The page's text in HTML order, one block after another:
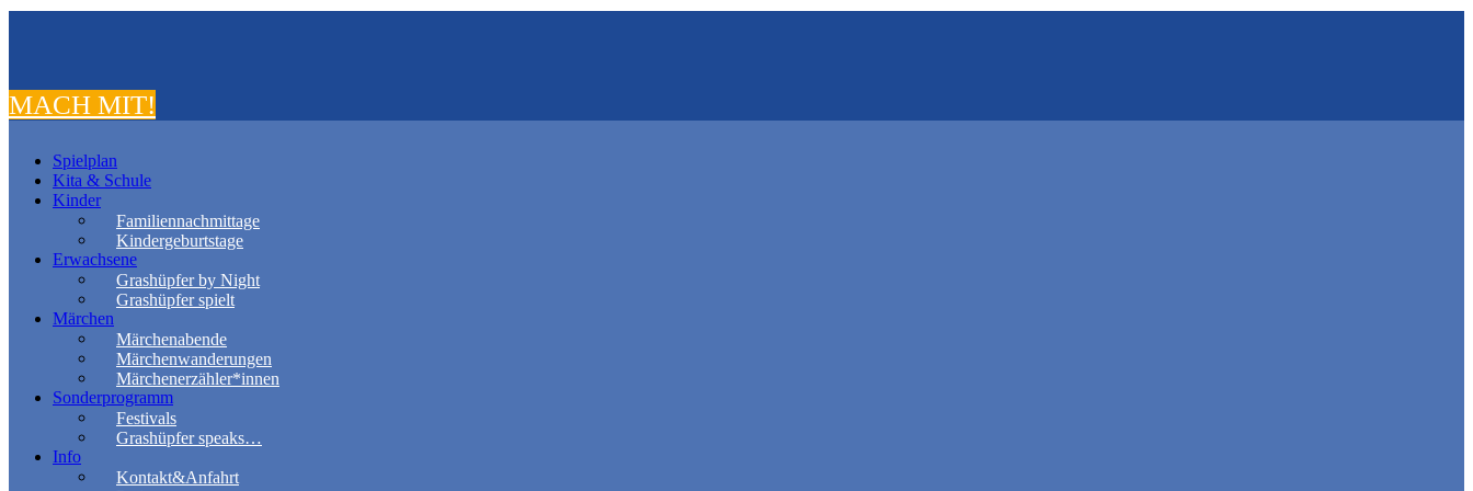
MACH MIT!
Spielplan
Kita & Schule
Kinder
Familiennachmittage
Kindergeburtstage
Erwachsene
Grashüpfer by Night
Grashüpfer spielt
Märchen
Märchenabende
Märchenwanderungen
Märchenerzähler*innen
Sonderprogramm
Festivals
Grashüpfer speaks…
Info
Kontakt&Anfahrt